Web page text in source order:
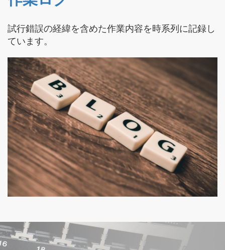
試行錯誤の経緯を含めた作業内容を時系列に記録し
ています。